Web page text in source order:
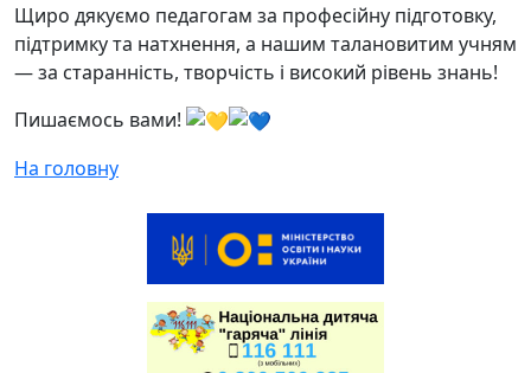
Щиро дякуємо педагогам за професійну підготовку,
підтримку та натхнення, а нашим талановитим учням
— за старанність, творчість і високий рівень знань!
Пишаємось вами!
На головну